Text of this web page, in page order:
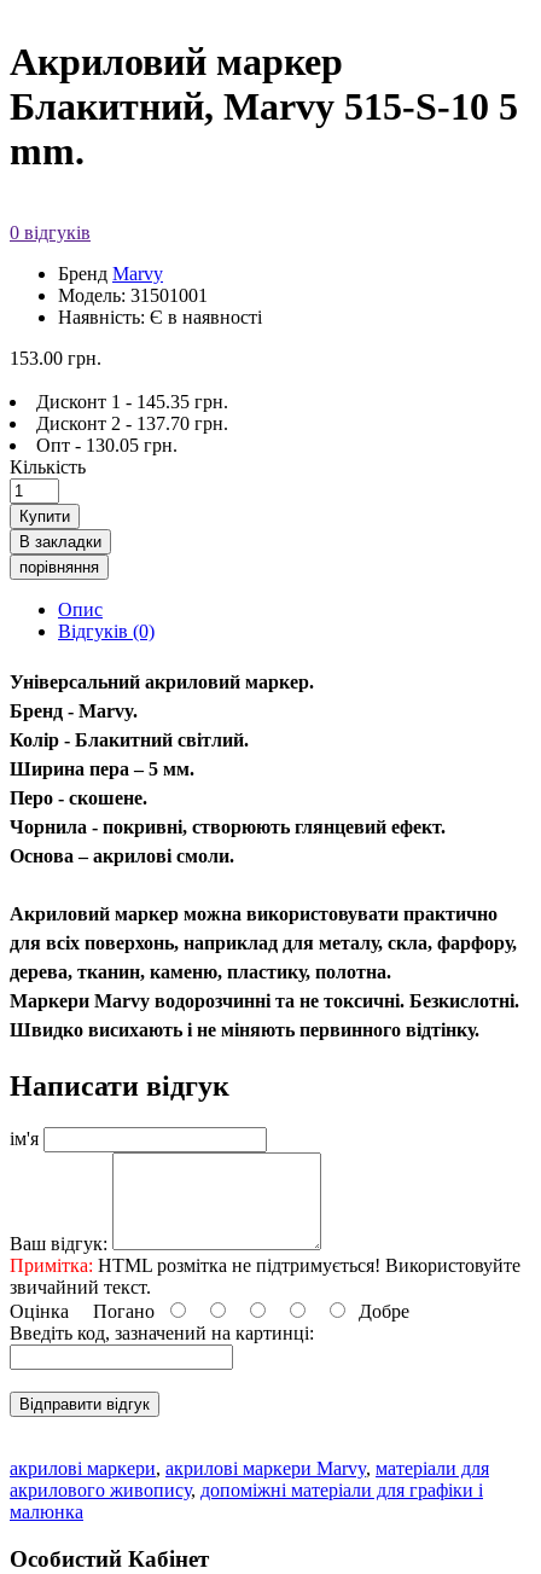
Акриловий маркер
Блакитний, Marvy 515-S-10 5
mm.
0 відгуків
Бренд Marvy
Модель: 31501001
Наявність: Є в наявності
153.00 грн.
Дисконт 1 - 145.35 грн.
Дисконт 2 - 137.70 грн.
Опт - 130.05 грн.
Кількість
Купити
В закладки
порівняння
Опис
Відгуків (0)
Універсальний акриловий маркер.
Бренд - Marvy.
Колір - Блакитний світлий.
Ширина пера – 5 мм.
Перо - скошене.
Чорнила - покривні, створюють глянцевий ефект.
Основа – акрилові смоли.
Акриловий маркер можна використовувати практично
для всіх поверхонь, наприклад для металу, скла, фарфору,
дерева, тканин, каменю, пластику, полотна.
Маркери Marvy водорозчинні та не токсичні. Безкислотні.
Швидко висихають і не міняють первинного відтінку.
Написати відгук
ім'я
Ваш відгук:
Примітка: HTML розмітка не підтримується! Використовуйте
звичайний текст.
Оцінка Погано
Добре
Введіть код, зазначений на картинці:
Відправити відгук
акрилові маркери, акрилові маркери Marvy, матеріали для
акрилового живопису, допоміжні матеріали для графіки і
малюнка
Особистий Кабінет